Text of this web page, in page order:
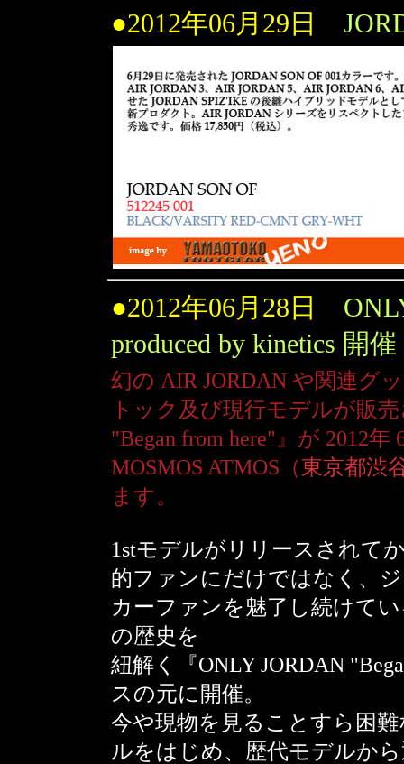
●2012年06月29日
●2012年06月28日
produced by kinetics 開
幻の AIR JORDAN や関連グ
トック及び現行モデルが販
"Began from here"』が 2012
MOSMOS ATMOS（東京都渋
ます。
1stモデルがリリースされて
的ファンにだけではなく、
カーファンを魅了し続けて
の歴史を
紐解く『ONLY JORDAN
スの元に開催。
今や現物を見ることすら困
ルをはじめ、歴代モデルか